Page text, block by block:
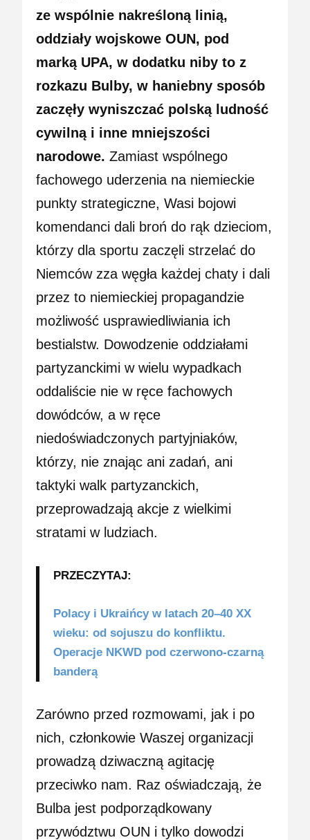
ze wspólnie nakreśloną linią,
oddziały wojskowe OUN, pod
marką UPA, w dodatku niby to z
rozkazu Bulby, w haniebny sposób
zaczęły wyniszczać polską ludność
cywilną i inne mniejszości
narodowe. Zamiast wspólnego
fachowego uderzenia na niemieckie
punkty strategiczne, Wasi bojowi
komendanci dali broń do rąk dzieciom,
którzy dla sportu zaczęli strzelać do
Niemców zza węgła każdej chaty i dali
przez to niemieckiej propagandzie
możliwość usprawiedliwiania ich
bestialstw. Dowodzenie oddziałami
partyzanckimi w wielu wypadkach
oddaliście nie w ręce fachowych
dowódców, a w ręce
niedoświadczonych partyjniaków,
którzy, nie znając ani zadań, ani
taktyki walk partyzanckich,
przeprowadzają akcje z wielkimi
stratami w ludziach.
PRZECZYTAJ:
Polacy i Ukraińcy w latach 20–40 XX
wieku: od sojuszu do konfliktu.
Operacje NKWD pod czerwono-czarną
banderą
Zarówno przed rozmowami, jak i po
nich, członkowie Waszej organizacji
prowadzą dziwaczną agitację
przeciwko nam. Raz oświadczają, że
Bulba jest podporządkowany
przywództwu OUN i tylko dowodzi